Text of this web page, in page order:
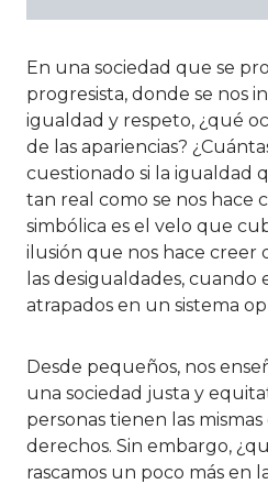
En una sociedad que se
progresista, donde se nos
igualdad y respeto, ¿qué
de las apariencias?
cuestionado si la igualdad
tan real como se nos hace
simbólica es el velo que
ilusión que nos hace creer
las desigualdades, cuando
atrapados en un sistema
Desde pequeños, nos
una sociedad justa y
personas tienen las
derechos. Sin embargo,
rascamos un poco más en